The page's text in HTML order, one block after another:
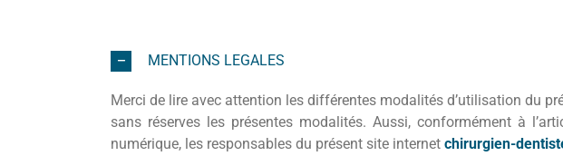
MENTIONS LEGALES
Merci de lire avec attention les différentes modalités d’utilisation du
sans réserves les présentes modalités. Aussi, conformément à
numérique, les responsables du présent site internet chirurgien-